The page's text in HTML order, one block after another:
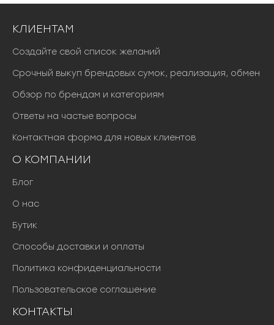
КЛИЕНТАМ
Создайте свой список желаний
Срочный выкуп брендовых сумок, реализация, обмен
Обзор по брендам и категориям
Ответы на частые вопросы
Контактная форма для новых клиентов
О КОМПАНИИ
Блог
О нас
Бутик
Способы доставки и оплаты
Политика конфиденциальности
Пользовательское соглашение
КОНТАКТЫ